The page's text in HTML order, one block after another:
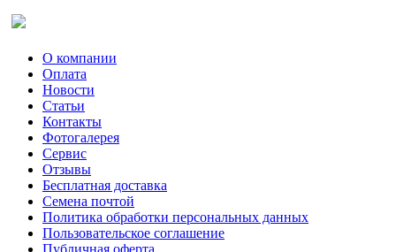
О компании
Оплата
Новости
Статьи
Контакты
Фотогалерея​
Сервис
Отзывы
Бесплатная доставка
Семена почтой
Политика обработки персональных данных
Пользовательское соглашение